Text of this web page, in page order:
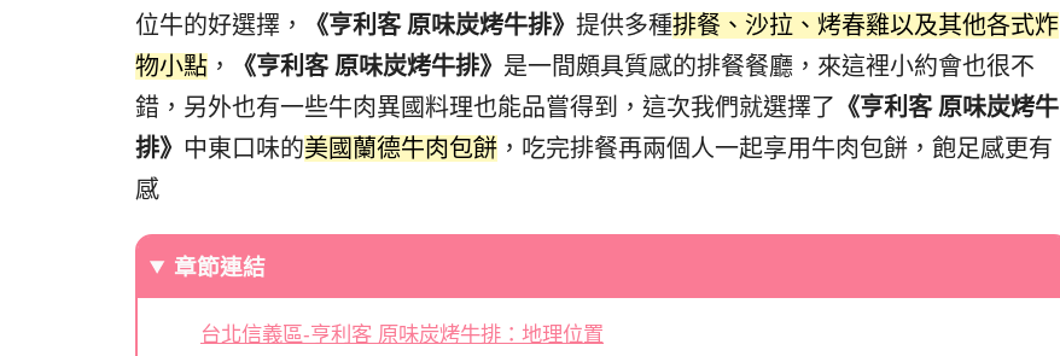
位牛的好選擇，
《亨利客 原味炭烤牛排》 提供多種排餐、沙拉、烤春雞以及其他各式炸
物小點 ， 《亨利客 原味炭烤牛排》 是一間頗具質感的排餐餐廳，來這裡小約會也很不
錯，另外也有一些牛肉異國料理也能品嘗得到，這次我們就選擇了 《亨利客 原味炭烤牛
排》 中東口味的美國蘭德牛肉包餅 ，吃完排餐再兩個人一起享用牛肉包餅，飽足感更有
感
章節連結
台北信義區-亨利客 原味炭烤牛排：地理位置